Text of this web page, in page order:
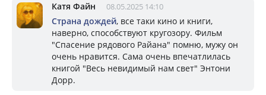
Катя Файн 08.05.2025 14:10
Страна дождей, все таки кино и книги,
наверно, способствуют кругозору. Фильм
"Спасение рядового Райана" помню, мужу он
очень нравится. Сама очень впечатлилась
книгой "Весь невидимый нам свет" Энтони
Дорр.